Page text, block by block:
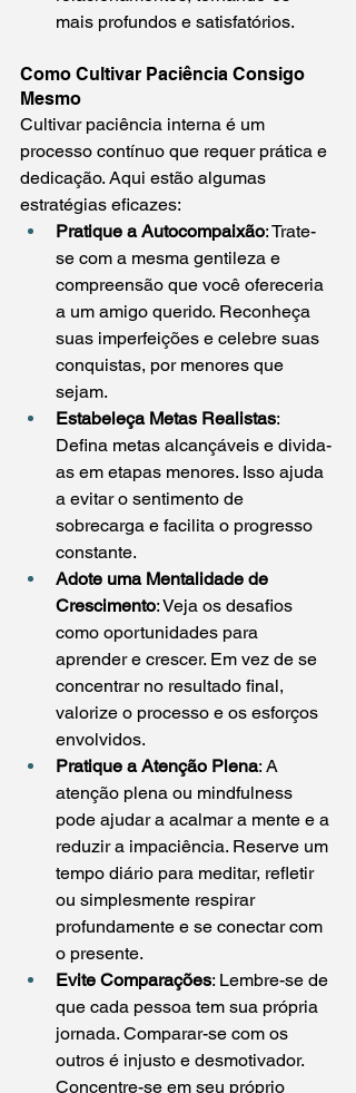
mais profundos e satisfatórios.
Como Cultivar Paciência Consigo
Mesmo
Cultivar paciência interna é um
processo contínuo que requer prática e
dedicação. Aqui estão algumas
estratégias eficazes:
Pratique a Autocompaixão: Trate-
se com a mesma gentileza e
compreensão que você ofereceria
a um amigo querido. Reconheça
suas imperfeições e celebre suas
conquistas, por menores que
sejam.
Estabeleça Metas Realistas:
Defina metas alcançáveis e divida-
as em etapas menores. Isso ajuda
a evitar o sentimento de
sobrecarga e facilita o progresso
constante.
Adote uma Mentalidade de
Crescimento: Veja os desafios
como oportunidades para
aprender e crescer. Em vez de se
concentrar no resultado final,
valorize o processo e os esforços
envolvidos.
Pratique a Atenção Plena: A
atenção plena ou mindfulness
pode ajudar a acalmar a mente e a
reduzir a impaciência. Reserve um
tempo diário para meditar, refletir
ou simplesmente respirar
profundamente e se conectar com
o presente.
Evite Comparações: Lembre-se de
que cada pessoa tem sua própria
jornada. Comparar-se com os
outros é injusto e desmotivador.
Concentre-se em seu próprio